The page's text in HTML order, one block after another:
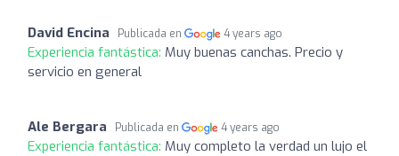
David Encina Publicada en 4 years ago
Experiencia fantástica: Muy buenas canchas. Precio y
servicio en general
Ale Bergara Publicada en 4 years ago
Experiencia fantástica: Muy completo la verdad un lujo el